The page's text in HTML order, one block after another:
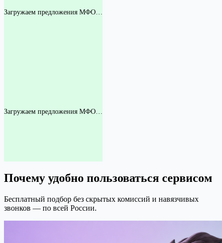
Загружаем предложения МФО…
Загружаем предложения МФО…
Почему удобно пользоваться сервисом
Бесплатный подбор без скрытых комиссий и навязчивых
звонков — по всей России.